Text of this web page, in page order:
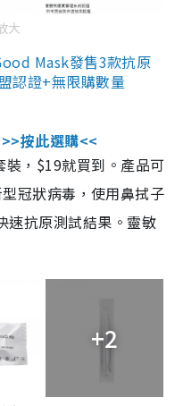
大
Mask發售3款抗原
認證+無限購數量
>>按此選購<<
裝，$19就買到。產品可
冠狀病毒，使用鼻拭子
速抗原測試結果。靈敏
+2